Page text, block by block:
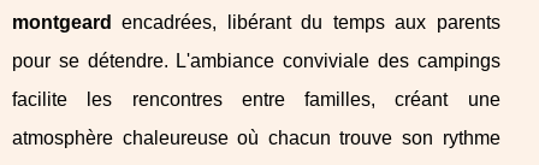
montgeard
encadrées, libérant du temps aux parents
pour se détendre. L'ambiance conviviale des campings
facilite les rencontres entre familles, créant une
atmosphère chaleureuse où chacun trouve son rythme